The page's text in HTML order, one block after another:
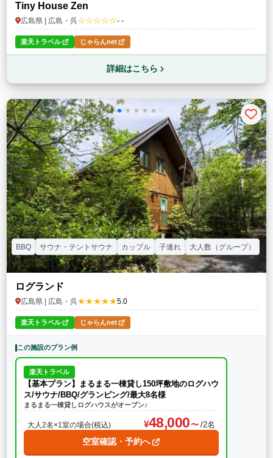
Tiny House Zen
広島県 | 広島・呉☆☆☆☆☆- -
楽天トラベル じゃらんnet
詳細はこちら
ログランド
広島県 | 広島・呉★★★★★5.0
BBQ サウナ・テントサウナ カップル 子連れ 大人数（グループ）
楽天トラベル じゃらんnet
この施設のプラン例
楽天トラベル
【基本プラン】まるまる一棟貸し150坪敷地のログハウ
ス/サウナ/BBQ/グランピング/最大8名様
まるまる一棟貸しログハウスがオープン♪
大人2名×1室の場合(税込) 48,000 /2名
空室確認・予約へ